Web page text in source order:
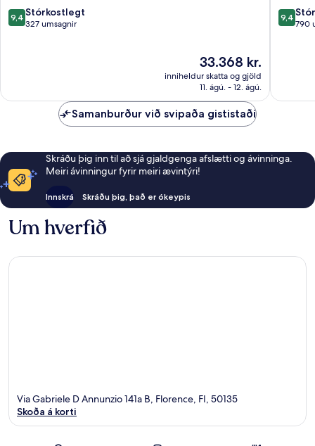
Flórens
9.4
af
9,4 Stórkostlegt
327 umsagnir
Verðið
er
33.368 kr.
33.368 kr.
inniheldur skatta og gjöld
11. ágú. - 12. ágú.
Ripoli
9.4
af
9,4
790
Samanburður við svipaða gististaði
Skráðu þig inn til að sjá gjaldgenga afslætti og ávinninga.
Meiri ávinningur fyrir meiri ævintýri!
Innskrá Skráðu þig, það er ókeypis
Um hverfið
Via Gabriele D Annunzio 141a B, Florence, FI, 50135
Skoða á korti